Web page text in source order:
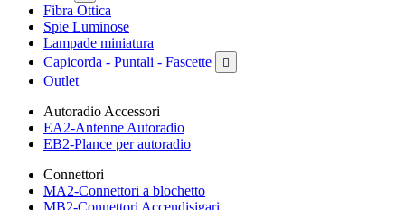
Fibra Ottica
Spie Luminose
Lampade miniatura
Capicorda - Puntali - Fascette

Outlet
Autoradio Accessori
EA2-Antenne Autoradio
EB2-Plance per autoradio
Connettori
MA2-Connettori a blochetto
MB2-Connettori Accendisigari